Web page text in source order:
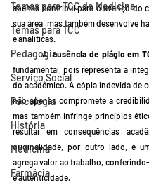
Temas para TCC de Medicina
Temas para TCC
Pedagogia
Serviço Social
Psicologia
História
Medicina
Farmácia
apenas contribui para o avanço do
sua área, mas também desenvolve
e analíticas.
	A
ausência de plágio em
fundamental, pois representa a
do acadêmico. A cópia indevida de
não apenas compromete a
mas também infringe princípios
resultar em consequências
originalidade, por outro lado, é
agrega valor ao trabalho,
e autenticidade.